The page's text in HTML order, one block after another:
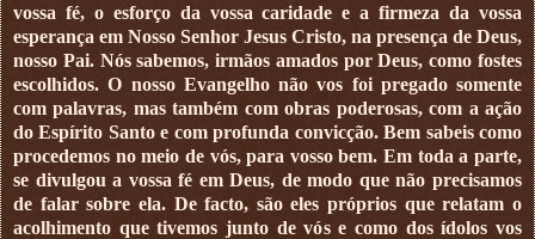
vossa fé, o esforço da vossa caridade e a firmeza da vossa
esperança em Nosso Senhor Jesus Cristo, na presença de Deus,
nosso Pai. Nós sabemos, irmãos amados por Deus, como fostes
escolhidos. O nosso Evangelho não vos foi pregado somente
com palavras, mas também com obras poderosas, com a ação
do Espírito Santo e com profunda convicção. Bem sabeis como
procedemos no meio de vós, para vosso bem. Em toda a parte,
se divulgou a vossa fé em Deus, de modo que não precisamos
de falar sobre ela. De facto, são eles próprios que relatam o
acolhimento que tivemos junto de vós e como dos ídolos vos